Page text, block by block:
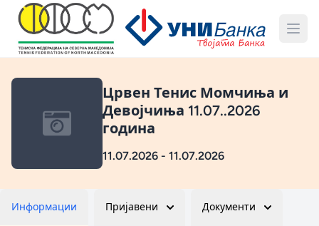
Црвен Тенис Момчиња и
Девојчиња 11.07..2026
година
11.07.2026 - 11.07.2026
Информации Пријавени Документи